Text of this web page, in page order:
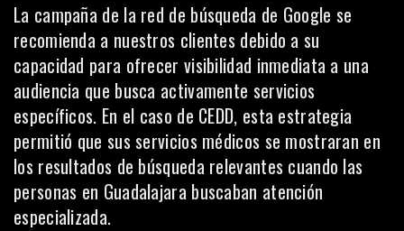
La campaña de la red de búsqueda de Google se
recomienda a nuestros clientes debido a su
capacidad para ofrecer visibilidad inmediata a una
audiencia que busca activamente servicios
específicos. En el caso de CEDD, esta estrategia
permitió que sus servicios médicos se mostraran en
los resultados de búsqueda relevantes cuando las
personas en Guadalajara buscaban atención
especializada.